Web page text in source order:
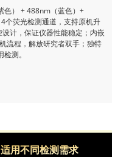
色） + 488nm（蓝色）+
个荧光检测通道，支持原机升
计，保证仪器性能稳定；内嵌
流程，解放研究者双手；独特
测。
用不同检测需求